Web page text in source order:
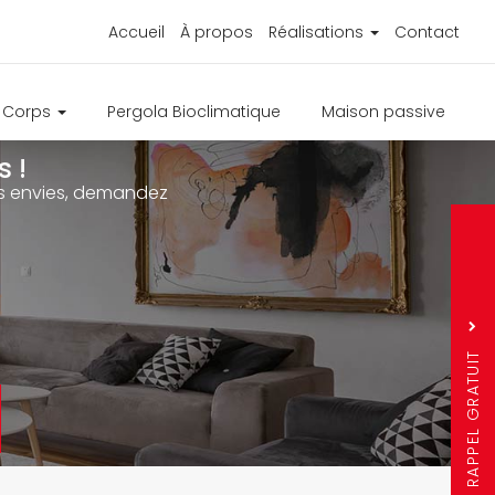
Accueil À propos Réalisations Contact
Pergola Bioclimatique Maison passive
!
envies, demandez
RAPPEL GRATUIT
Sujet
Nom
*
*
Question
2 + 13 =